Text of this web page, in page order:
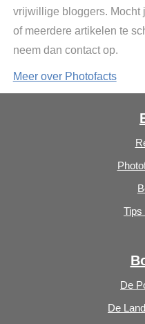
vrijwillige bloggers. Mocht
of meerdere artikelen te
neem dan contact op.
Meer over Photofacts
Tips
De
De